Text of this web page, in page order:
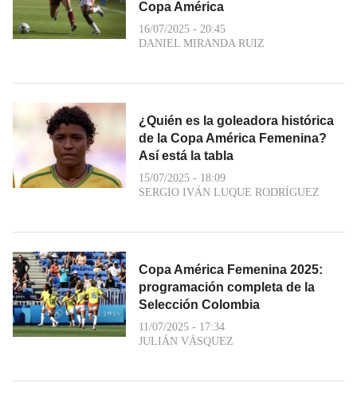
Copa América
16/07/2025 - 20:45
DANIEL MIRANDA RUIZ
¿Quién es la goleadora histórica
de la Copa América Femenina?
Así está la tabla
15/07/2025 - 18:09
SERGIO IVÁN LUQUE RODRÍGUEZ
Copa América Femenina 2025:
programación completa de la
Selección Colombia
11/07/2025 - 17:34
JULIÁN VÁSQUEZ